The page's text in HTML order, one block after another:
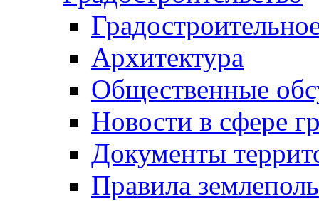
Архитектура
Общественные
Новости в сфере
Документы
Правила